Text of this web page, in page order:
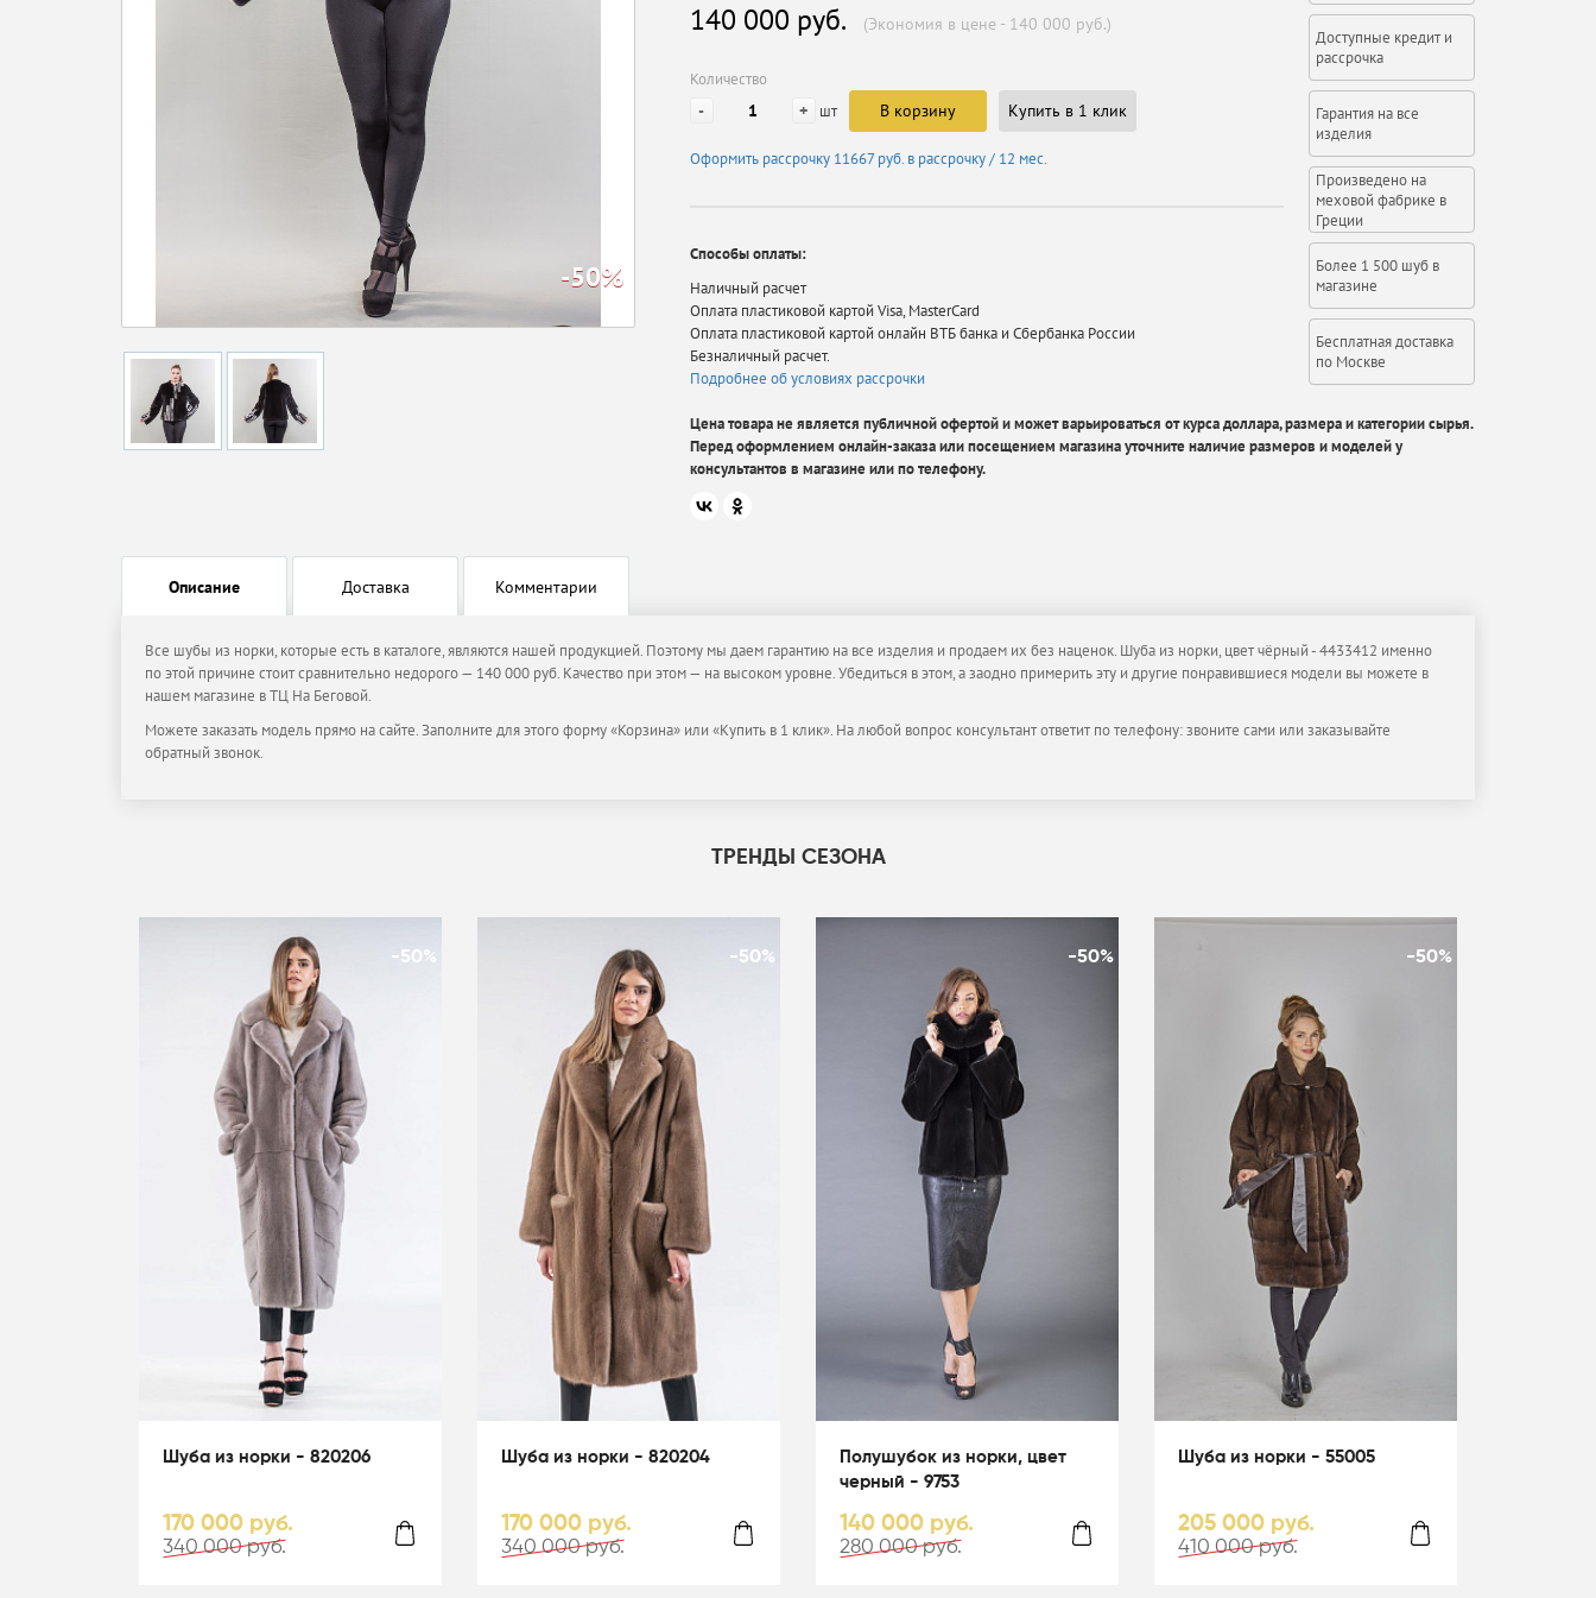
-50%
Доступные кредит и
рассрочка
Гарантия на все
изделия
Произведено на
меховой фабрике в
Греции
Более 1 500 шуб в
магазине
Бесплатная доставка
по Москве
140 000 руб. (Экономия в цене - 140 000 руб.)
Количество
- + шт В корзину Купить в 1 клик
Оформить рассрочку 11667 руб. в рассрочку / 12 мес.
Способы оплаты:
Наличный расчет
Оплата пластиковой картой Visa, MasterCard
Оплата пластиковой картой онлайн ВТБ банка и Сбербанка России
Безналичный расчет.
Подробнее об условиях рассрочки
Цена товара не является публичной офертой и может варьироваться от курса доллара, размера и категории сырья.
Перед оформлением онлайн-заказа или посещением магазина уточните наличие размеров и моделей у
консультантов в магазине или по телефону.
Описание Доставка Комментарии
Все шубы из норки, которые есть в каталоге, являются нашей продукцией. Поэтому мы даем гарантию на все изделия и продаем их без наценок. Шуба из норки, цвет чёрный - 4433412 именно
по этой причине стоит сравнительно недорого — 140 000 руб. Качество при этом — на высоком уровне. Убедиться в этом, а заодно примерить эту и другие понравившиеся модели вы можете в
нашем магазине в ТЦ На Беговой.
Можете заказать модель прямо на сайте. Заполните для этого форму «Корзина» или «Купить в 1 клик». На любой вопрос консультант ответит по телефону: звоните сами или заказывайте
обратный звонок.
ТРЕНДЫ СЕЗОНА
-50%
Шуба из норки - 820206
170 000 руб.
340 000 руб.
-50%
Шуба из норки - 820204
170 000 руб.
340 000 руб.
-50%
Полушубок из норки, цвет
черный - 9753
140 000 руб.
280 000 руб.
-50%
Шуба из норки - 55005
205 000 руб.
410 000 руб.